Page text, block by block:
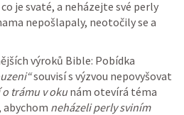
je svaté, a neházejte své perly
nepošlapaly, neotočily se a
souvisí s výzvou nepovyšovat
trámu v oku nám otevírá téma
abychom neházeli perly sviním